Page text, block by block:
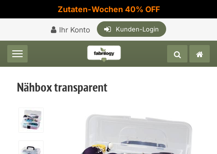
Zutaten-Wochen 40% OFF
Ihr Konto Kunden-Login
Toggle navigation
Nähbox transparent